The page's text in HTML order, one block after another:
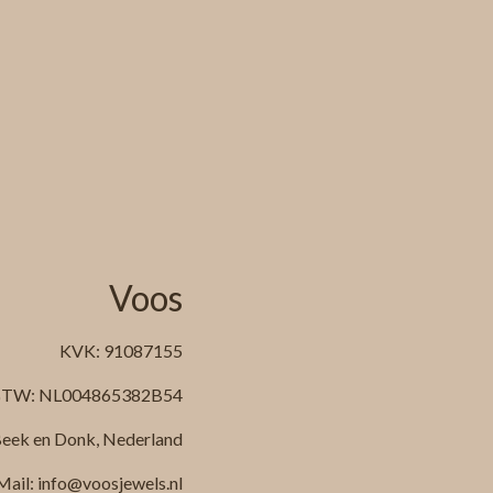
Voos
KVK: 91087155
NL004865382B54
en Donk, Nederland
info@voosjewels.nl